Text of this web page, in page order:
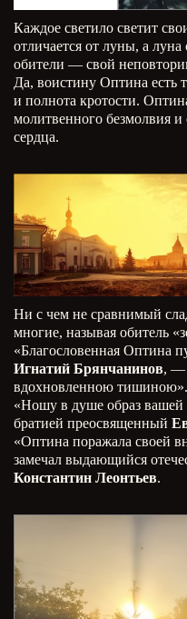
Каждое светило светит
отличается от луны, а
обители — свой
Да, воистину Оптина есть
и полнота кротости.
молитвенного безмолвия и
сердца.
Ни с чем не сравнимый
многие, называя обитель
«Благословенная Оптина
Игнатий Брянчанинов, —
вдохновленною тишиною».
«Ношу в душе образ
братией преосвященный
«Оптина поражала своей
замечал выдающийся
Константин Леонтьев.